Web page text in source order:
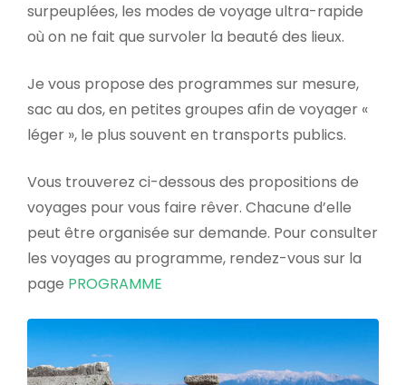
surpeuplées, les modes de voyage ultra-rapide
où on ne fait que survoler la beauté des lieux.
Je vous propose des programmes sur mesure,
sac au dos, en petites groupes afin de voyager «
léger », le plus souvent en transports publics.
Vous trouverez ci-dessous des propositions de
voyages pour vous faire rêver. Chacune d’elle
peut être organisée sur demande. Pour consulter
les voyages au programme, rendez-vous sur la
page PROGRAMME